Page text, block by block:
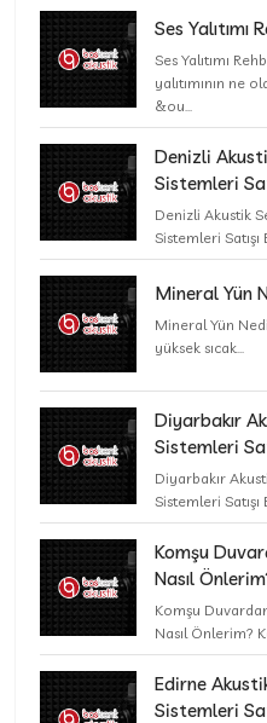
Ses Yalıtımı
Ses Yalıtımı
yalıtımının ne
&ou...
Denizli
Sistemleri
Denizli Akustik
Sistemleri Satışı
Mineral Yün
Mineral Yün
yüksek sıcak...
Diyarbakır
Sistemleri
Diyarbakır
Sistemleri Satışı
Komşu
Nasıl
Komşu
Nasıl Önlerim?
Edirne
Sistemleri